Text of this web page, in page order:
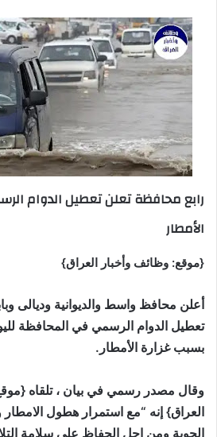
رابع محافظة تعلن تعطيل الدوام
الأمطار
{موقع: وظائف وأخبار العراق}
أعلن محافظ واسط والديوانية وديالى
تعطيل الدوام الرسمي في المحافظة
بسبب غزارة الأمطار.
وقال مصدر رسمي في بيان ، تلقاه
العراق} إنه “مع استمرار هطول
الجوية ومن اجل الحفاظ على سلامة